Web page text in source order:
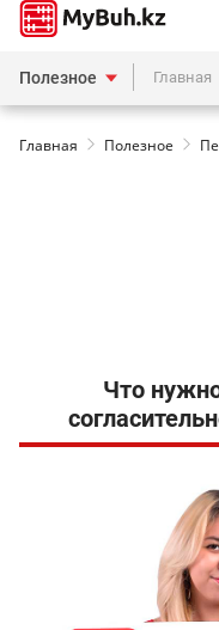
Полезное Главная
Главная Полезное
Что